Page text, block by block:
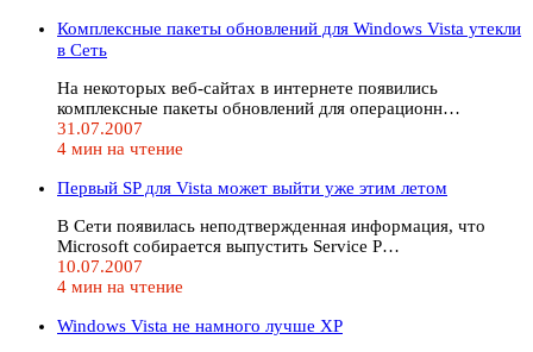
Комплексные пакеты обновлений для Windows Vista утекли
в Сеть
На некоторых веб-сайтах в интернете появились
комплексные пакеты обновлений для операционн…
31.07.2007
4 мин на чтение
Первый SP для Vista может выйти уже этим летом
В Сети появилась неподтвержденная информация, что
Microsoft собирается выпустить Service P…
10.07.2007
4 мин на чтение
Windows Vista не намного лучше XP